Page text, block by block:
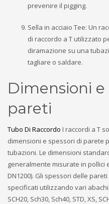
prevenire il pigging.
Sella in acciaio Tee: Un
di raccordo a T utilizzato
diramazione su una
tagliare o saldare.
Dimensioni e
pareti
Tubo Di Raccordo I raccordi a T
dimensioni e spessori di parete
tubazioni. Le dimensioni
generalmente misurate in pollici
DN1200). Gli spessori delle
specificati utilizzando vari abachi,
SCH20, Sch30, Sch40, STD, XS,